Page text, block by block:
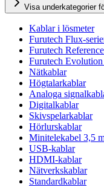
Visa underkategorier
Kablar i lösmeter
Furutech Flux-
Furutech
Furutech
Nätkablar
Högtalarkablar
Analoga
Digitalkablar
Skivspelarkablar
Hörlurskablar
Minitelekabel 3,5
USB-kablar
HDMI-kablar
Nätverkskablar
Standardkablar